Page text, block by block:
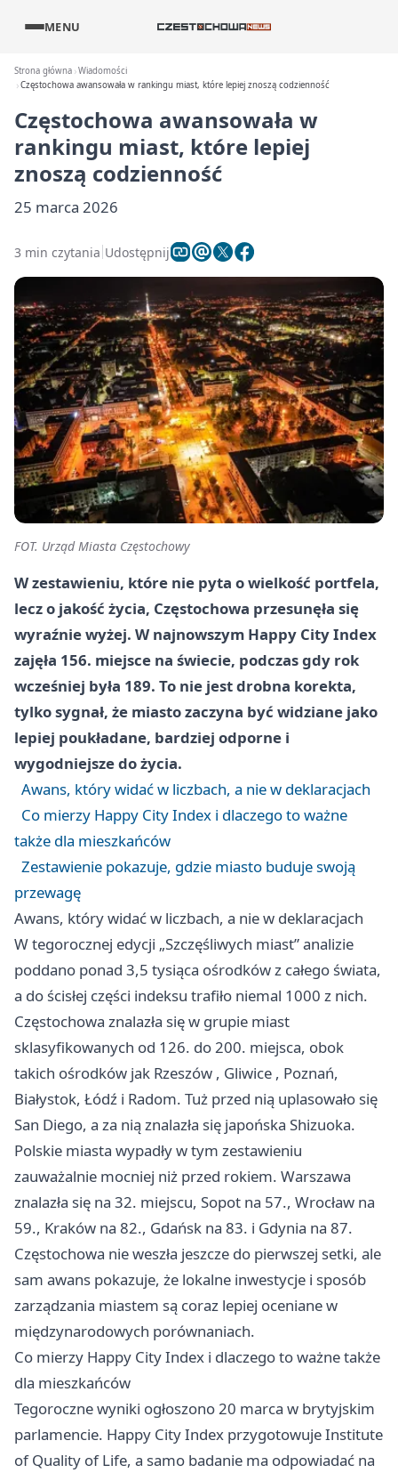
MENU
Strona główna Wiadomości
Częstochowa awansowała w rankingu miast, które lepiej znoszą codzienność
Częstochowa awansowała w
rankingu miast, które lepiej
znoszą codzienność
25 marca 2026
3 min czytania Udostępnij
FOT. Urząd Miasta Częstochowy
W zestawieniu, które nie pyta o wielkość portfela,
lecz o jakość życia, Częstochowa przesunęła się
wyraźnie wyżej. W najnowszym Happy City Index
zajęła 156. miejsce na świecie, podczas gdy rok
wcześniej była 189. To nie jest drobna korekta,
tylko sygnał, że miasto zaczyna być widziane jako
lepiej poukładane, bardziej odporne i
wygodniejsze do życia.
Awans, który widać w liczbach, a nie w deklaracjach
Co mierzy Happy City Index i dlaczego to ważne
także dla mieszkańców
Zestawienie pokazuje, gdzie miasto buduje swoją
przewagę
Awans, który widać w liczbach, a nie w deklaracjach
W tegorocznej edycji „Szczęśliwych miast” analizie
poddano ponad 3,5 tysiąca ośrodków z całego świata,
a do ścisłej części indeksu trafiło niemal 1000 z nich.
Częstochowa znalazła się w grupie miast
sklasyfikowanych od 126. do 200. miejsca, obok
takich ośrodków jak Rzeszów , Gliwice , Poznań,
Białystok, Łódź i Radom. Tuż przed nią uplasowało się
San Diego, a za nią znalazła się japońska Shizuoka.
Polskie miasta wypadły w tym zestawieniu
zauważalnie mocniej niż przed rokiem. Warszawa
znalazła się na 32. miejscu, Sopot na 57., Wrocław na
59., Kraków na 82., Gdańsk na 83. i Gdynia na 87.
Częstochowa nie weszła jeszcze do pierwszej setki, ale
sam awans pokazuje, że lokalne inwestycje i sposób
zarządzania miastem są coraz lepiej oceniane w
międzynarodowych porównaniach.
Co mierzy Happy City Index i dlaczego to ważne także
dla mieszkańców
Tegoroczne wyniki ogłoszono 20 marca w brytyjskim
parlamencie. Happy City Index przygotowuje Institute
of Quality of Life, a samo badanie ma odpowiadać na